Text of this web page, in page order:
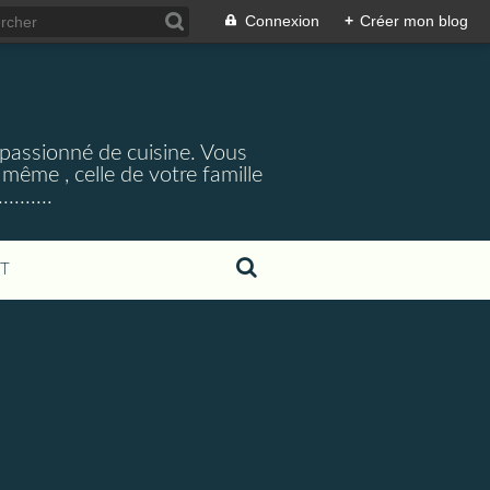
Connexion + Créer mon blog
de cuisine. Vous
, celle de votre famille